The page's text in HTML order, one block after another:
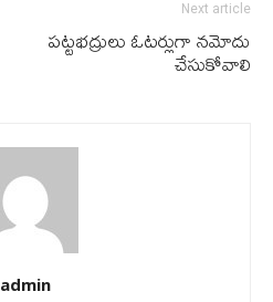
Next article
ప‌ట్ట‌భ‌ద్రులు ఓట‌ర్లుగా న‌మోదు
చేసుకోవాలి
admin